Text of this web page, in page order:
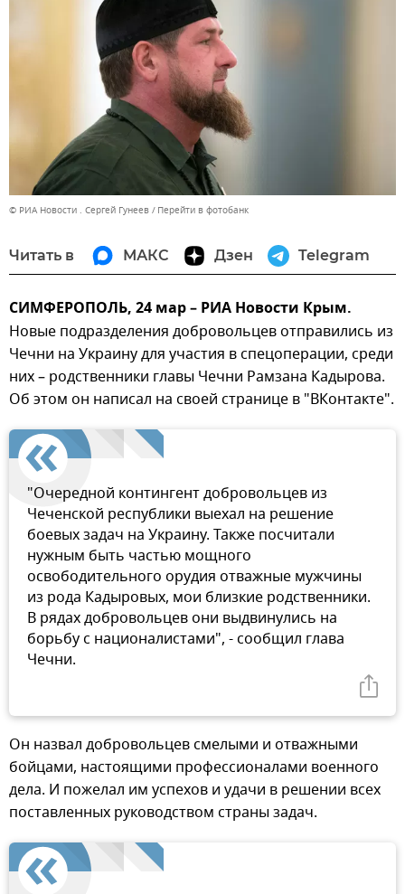
© РИА Новости . Сергей Гунеев Перейти в фотобанк
Читать в МАКС Дзен Telegram
СИМФЕРОПОЛЬ, 24 мар – РИА Новости Крым.
Новые подразделения добровольцев отправились из
Чечни на Украину для участия в спецоперации, среди
них – родственники главы Чечни Рамзана Кадырова.
Об этом он написал на своей странице в "ВКонтакте".
"Очередной контингент добровольцев из
Чеченской республики выехал на решение
боевых задач на Украину. Также посчитали
нужным быть частью мощного
освободительного орудия отважные мужчины
из рода Кадыровых, мои близкие родственники.
В рядах добровольцев они выдвинулись на
борьбу с националистами", - сообщил глава
Чечни.
Он назвал добровольцев смелыми и отважными
бойцами, настоящими профессионалами военного
дела. И пожелал им успехов и удачи в решении всех
поставленных руководством страны задач.